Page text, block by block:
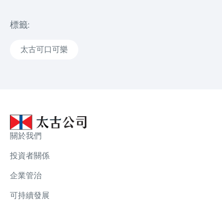
標籤:
太古可口可樂
關於我們
投資者關係
企業管治
可持續發展